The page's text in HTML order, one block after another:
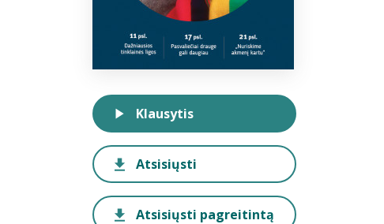
Klausytis
Atsisiųsti
Atsisiųsti pagreitintą